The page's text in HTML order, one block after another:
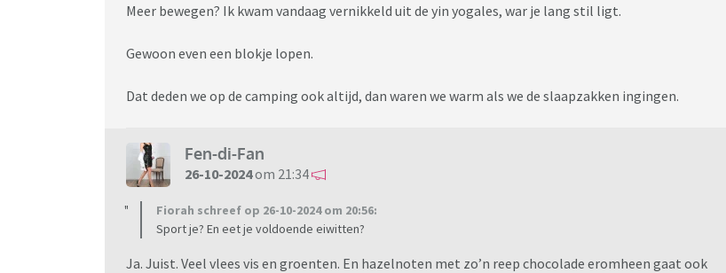
Meer bewegen? Ik kwam vandaag vernikkeld uit de yin yogales, war je lang stil ligt.
Gewoon even een blokje lopen.
Dat deden we op de camping ook altijd, dan waren we warm als we de slaapzakken ingingen.
Fen-di-Fan
26-10-2024om 21:34
Fiorah schreef op 26-10-2024 om 20:56:
Sport je? En eet je voldoende eiwitten?
Ja. Juist. Veel vlees vis en groenten. En hazelnoten met zo’n reep chocolade eromheen gaat ook